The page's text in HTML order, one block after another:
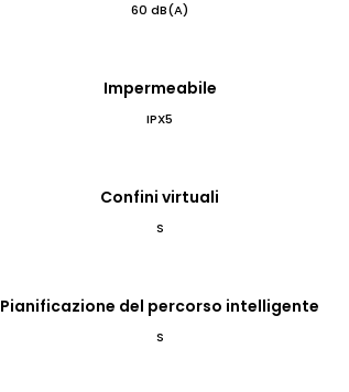
60 dB(A)
Impermeabile
IPX5
Confini virtuali
S
Pianificazione del percorso intelligente
S